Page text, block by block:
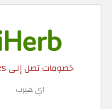
خصومات تصل إلى 25%
اي هيرب